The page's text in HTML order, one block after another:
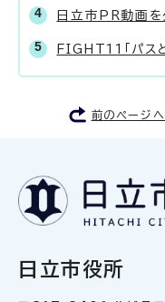
日立市PR動画を
FIGHT11「パス
前のページへ
日立市役所